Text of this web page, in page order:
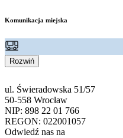
Komunikacja miejska
Rozwiń
ul. Świeradowska 51/57
50-558 Wrocław
NIP: 898 22 01 766
REGON: 022001057
Odwiedź nas na